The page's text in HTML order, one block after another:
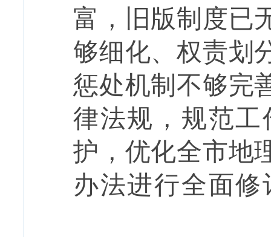
富，旧版制度已
够细化、权责划
惩处机制不够完
律法规，规范
护，优化全市地
办法进行全面